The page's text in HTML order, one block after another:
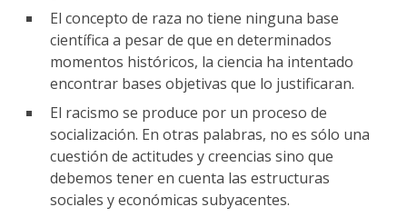
El concepto de raza no tiene ninguna base
científica a pesar de que en determinados
momentos históricos, la ciencia ha intentado
encontrar bases objetivas que lo justificaran.
El racismo se produce por un proceso de
socialización. En otras palabras, no es sólo una
cuestión de actitudes y creencias sino que
debemos tener en cuenta las estructuras
sociales y económicas subyacentes.